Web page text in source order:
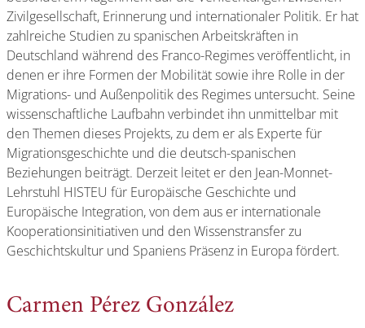
Zivilgesellschaft, Erinnerung und internationaler Politik. Er hat
zahlreiche Studien zu spanischen Arbeitskräften in
Deutschland während des Franco-Regimes veröffentlicht, in
denen er ihre Formen der Mobilität sowie ihre Rolle in der
Migrations- und Außenpolitik des Regimes untersucht. Seine
wissenschaftliche Laufbahn verbindet ihn unmittelbar mit
den Themen dieses Projekts, zu dem er als Experte für
Migrationsgeschichte und die deutsch-spanischen
Beziehungen beiträgt. Derzeit leitet er den Jean-Monnet-
Lehrstuhl HISTEU für Europäische Geschichte und
Europäische Integration, von dem aus er internationale
Kooperationsinitiativen und den Wissenstransfer zu
Geschichtskultur und Spaniens Präsenz in Europa fördert.
Carmen Pérez González